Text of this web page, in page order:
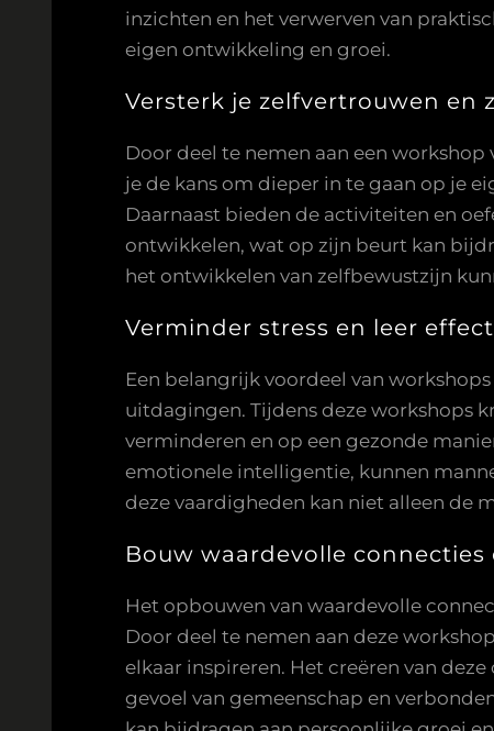
inzichten en het verwerven van
eigen ontwikkeling en groei.
Versterk je zelfvertrouwen en
Door deel te nemen aan een
je de kans om dieper in te gaan op je
Daarnaast bieden de activiteiten en
ontwikkelen, wat op zijn beurt kan
het ontwikkelen van zelfbewustzijn
Verminder stress en leer
Een belangrijk voordeel van
uitdagingen. Tijdens deze workshops
verminderen en op een gezonde
emotionele intelligentie, kunnen
deze vaardigheden kan niet alleen de
Bouw waardevolle
Het opbouwen van waardevolle
Door deel te nemen aan deze
elkaar inspireren. Het creëren van
gevoel van gemeenschap en